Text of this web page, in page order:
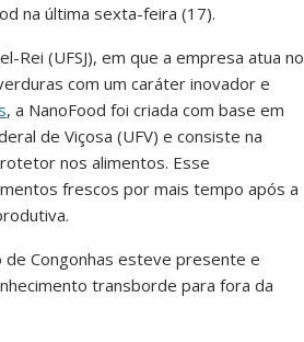
na última sexta-feira (17).
Rei (UFSJ), em que a empresa atua no
com um caráter inovador e
, a NanoFood foi criada com base em
de Viçosa (UFV) e consiste na
nos alimentos. Esse
frescos por mais tempo após a
Congonhas esteve presente e
transborde para fora da